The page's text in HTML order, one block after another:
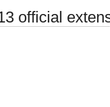
official